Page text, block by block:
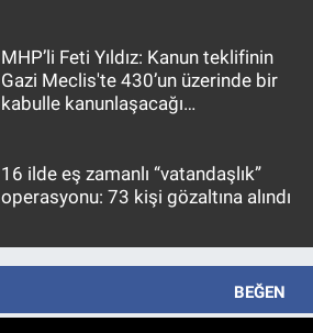
MHP’li Feti Yıldız: Kanun teklifinin
Gazi Meclis'te 430’un üzerinde bir
kabulle kanunlaşacağı
16 ilde eş zamanlı “vatandaşlık”
operasyonu: 73 kişi gözaltına alındı
BEĞEN